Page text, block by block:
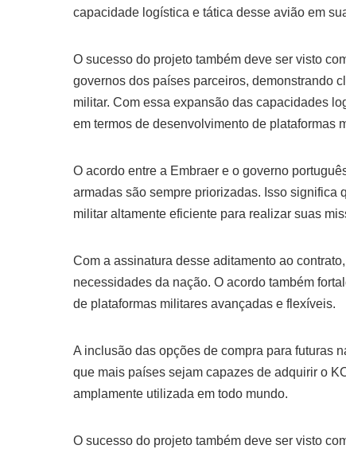
capacidade logística e tática desse avião em
O sucesso do projeto também deve ser visto
governos dos países parceiros, demonstrando
militar. Com essa expansão das capacidades
em termos de desenvolvimento de plataformas
O acordo entre a Embraer e o governo
armadas são sempre priorizadas. Isso significa
militar altamente eficiente para realizar suas
Com a assinatura desse aditamento ao
necessidades da nação. O acordo também
de plataformas militares avançadas e flexíveis.
A inclusão das opções de compra para futuras
que mais países sejam capazes de adquirir o
amplamente utilizada em todo mundo.
O sucesso do projeto também deve ser visto